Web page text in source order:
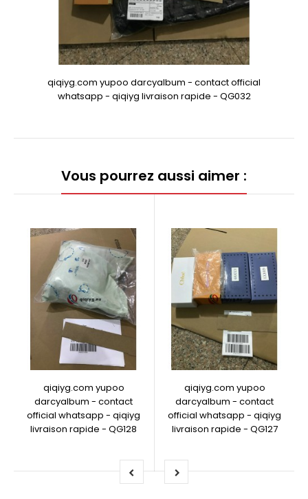
qiqiyg.com yupoo darcyalbum - contact official
whatsapp - qiqiyg livraison rapide - QG032
Vous pourrez aussi aimer :
qiqiyg.com yupoo
darcyalbum - contact
official whatsapp - qiqiyg
livraison rapide - QG128
qiqiyg.com yupoo
darcyalbum - contact
official whatsapp - qiqiyg
livraison rapide - QG127